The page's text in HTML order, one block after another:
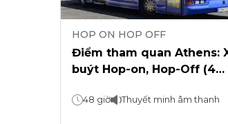
HOP ON HOP OFF
Điểm tham quan Athens:
buýt Hop-on, Hop-Off (4
48 giờ Thuyết minh âm thanh